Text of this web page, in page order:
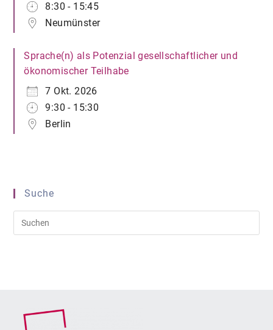
8:30 - 15:45
Neumünster
Sprache(n) als Potenzial gesellschaftlicher und
ökonomischer Teilhabe
7 Okt. 2026
9:30 - 15:30
Berlin
Suche